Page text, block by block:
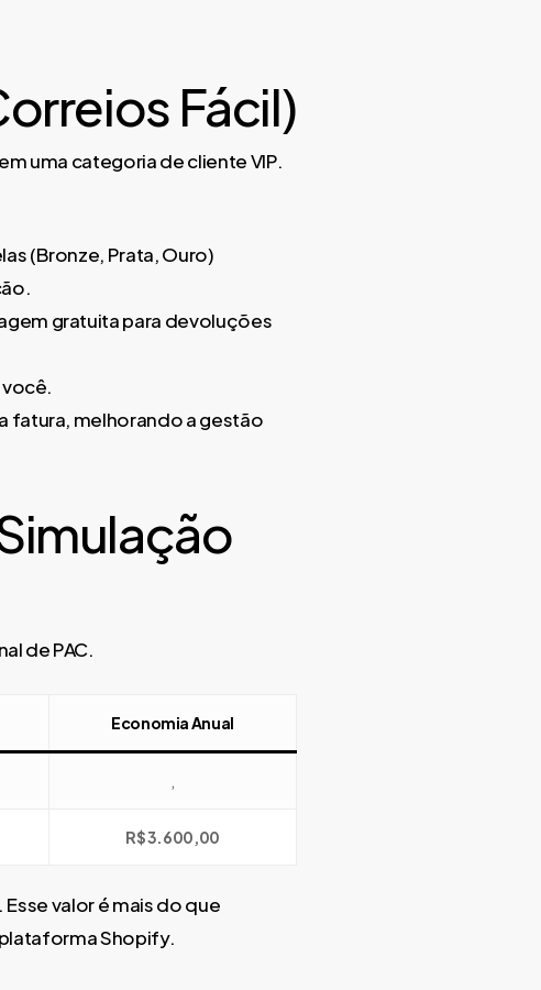
Fácil)
uma categoria de cliente VIP.
(Bronze, Prata, Ouro)
gratuita para devoluções
fatura, melhorando a gestão
de PAC.
Economia Anual
,
R$ 3.600,00
. Esse valor é mais do que
Shopify.